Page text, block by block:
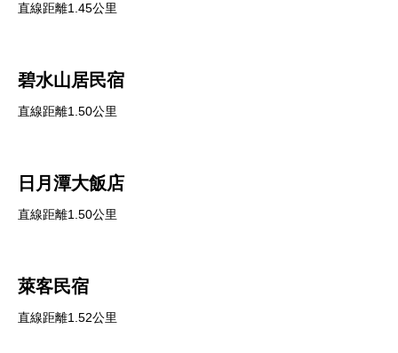
直線距離1.45公里
碧水山居民宿
直線距離1.50公里
日月潭大飯店
直線距離1.50公里
萊客民宿
直線距離1.52公里